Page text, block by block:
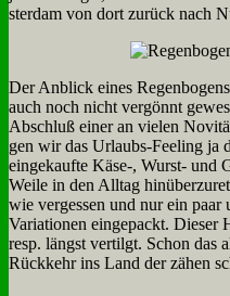
ster­dam von dort zu­rück nach
Der An­blick ei­nes
auch noch nicht ver­gönnt
Ab­schluß ei­ner an vie­len
gen wir das Ur­laubs-Fee­ling ja
ein­ge­kauf­te Käse‑, Wurst- und
Wei­le in den All­tag
wie ver­ges­sen und nur ein
Va­ria­tio­nen ein­ge­packt. Die­ser
resp. längst ver­tilgt. Schon das
Rück­kehr ins Land der zä­hen